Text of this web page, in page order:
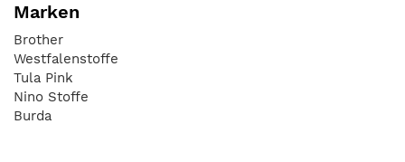
Marken
Brother
Westfalenstoffe
Tula Pink
Nino Stoffe
Burda